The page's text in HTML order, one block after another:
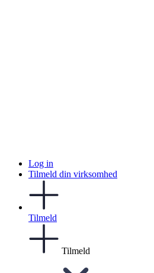
Log in
Tilmeld din virksomhed
Tilmeld
Tilmeld